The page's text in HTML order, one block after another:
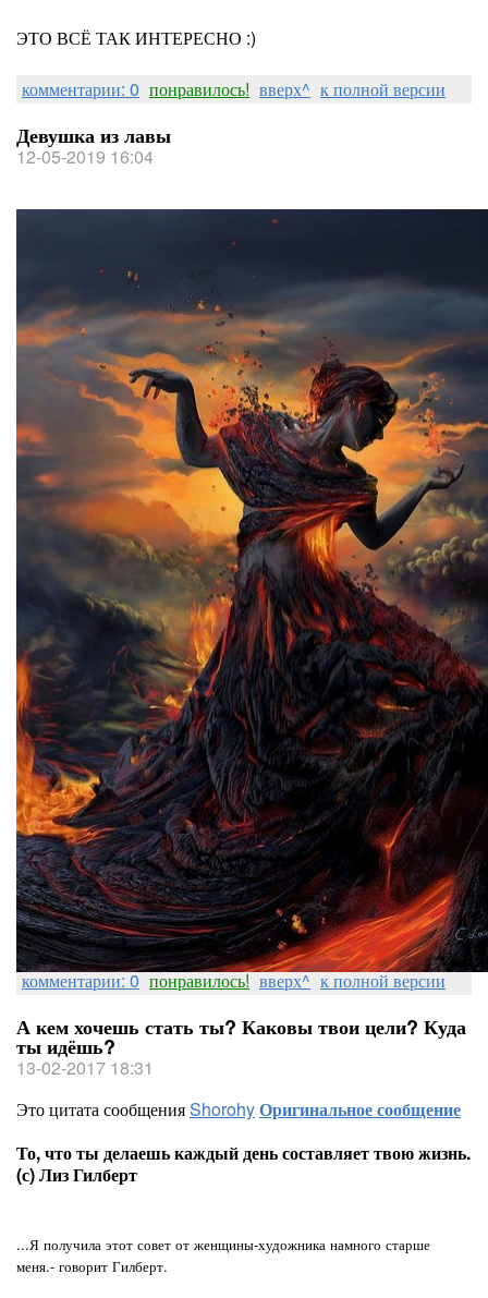
ЭТО ВСЁ ТАК ИНТЕРЕСНО :)
комментарии: 0 понравилось! вверх^ к полной версии
Девушка из лавы
12-05-2019 16:04
комментарии: 0 понравилось! вверх^ к полной версии
А кем хочешь стать ты? Каковы твои цели? Куда
ты идёшь?
13-02-2017 18:31
Это цитата сообщенияShorohyОригинальное сообщение
То, что ты делаешь каждый день составляет твою жизнь.
(с) Лиз Гилберт
...Я получила этот совет от женщины-художника намного старше
меня.- говорит Гилберт.